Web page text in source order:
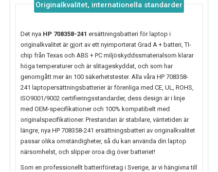
Originalkvalitet, internationella standarder
Det nya HP 708358-241 ersättningsbatteri för laptop i
originalkvalitet är gjort av ett nyimporterat Grad A + batteri, TI-
chip från Texas och ABS + PC miljöskyddssmaterialsom klarar
höga temperaturer och är slitageskyddat, och som har
genomgått mer än 100 säkerhetstester. Alla våra HP 708358-
241 laptopersättningsbatterier är förenliga med CE, UL, ROHS,
ISO9001/9002 certifieringsstandarder, dess design är i linje
med OEM-specifikationer och 100% kompatibelt med
originalspecifikationer. Prestandan är stabilare, väntetiden är
längre, nya HP 708358-241 ersättningsbatteri av originalkvalitet
passar olika omständigheter, så du kan använda din laptop
närsomhelst, och slipper oroa dig över batteriet!
Som en professionellt batteriföretag i Sverige, är vi hängivna till